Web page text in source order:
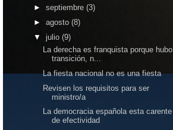
► septiembre (3)
► agosto (8)
▼ julio (9)
La derecha es franquista porque hubo
transición, n...
La fiesta nacional no es una fiesta
Revisen los requisitos para ser
ministro/a
La democracia española esta carente
de efectividad